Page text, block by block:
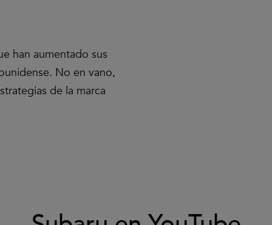
han aumentado sus
No en vano,
de la marca
Clic